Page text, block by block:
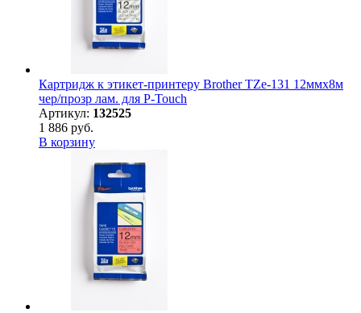
Картридж к этикет-принтеру Brother TZe-131 12ммх8м
чер/прозр лам. для P-Touch
Артикул: 132525
1 886 руб.
В корзину